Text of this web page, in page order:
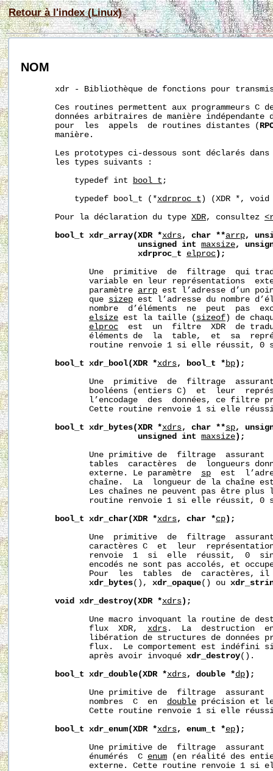
Retour à l'index (Linux)
NOM
xdr - Bibliothèque de fonctions pour
Ces routines permettent aux programmeurs C
données arbitraires de manière indépendante
       pour  les  appels  de routines distantes (
       manière.
Les prototypes ci-dessous sont déclarés
       les types suivants :
           typedef int
bool_t ;
           typedef bool_t (*
xdrproc_t ) (XDR *,
       Pour la déclaration du type
XDR, consultez
bool_t xdr_array(XDR *xdrs, char **arrp,
unsigned
int maxsize,
xdrproc_t
elproc );
Une  primitive  de  filtrage  qui
variable en leur représentations
              paramètre
arrp est l’adresse d’un
              que
sizep est l’adresse du nombre
nombre  d’éléments  ne  peut  pas
elsize est la taille ( sizeof ) de
elproc
est  un  filtre  XDR  de
éléments de  la  table,  et  sa
routine renvoie 1 si elle réussit, 0
bool_t xdr_bool(XDR *xdrs, bool_t * bp );
Une  primitive  de  filtrage
booléens (entiers C)  et  leur
l’encodage  des  données, ce filtre
Cette routine renvoie 1 si elle
bool_t xdr_bytes(XDR *xdrs, char **sp,
unsigned
int maxsize );
Une primitive de  filtrage  assurant
tables  caractères  de  longueurs
              externe. Le paramètre
sp
est
chaîne.  La  longueur de la chaîne
Les chaînes ne peuvent pas être plus
routine renvoie 1 si elle réussit, 0
bool_t xdr_char(XDR *xdrs, char *cp );
Une  primitive  de  filtrage
caractères C  et  leur
renvoie  1  si  elle  réussit,  0
encodés ne sont pas accolés, et
Pour  les  tables  de  caractères,
xdr_bytes(), xdr_opaque() ou
void
xdr_destroy(XDR *xdrs );
Une macro invoquant la routine de
              flux  XDR,
xdrs .  La  destruction
libération de structures de données
flux.  Le comportement est indéfini
              après avoir invoqué
xdr_destroy().
bool_t xdr_double(XDR *xdrs, double *dp );
Une primitive de  filtrage  assurant
              nombres  C  en
double précision et
Cette routine renvoie 1 si elle
bool_t xdr_enum(XDR *xdrs, enum_t *ep );
Une primitive de  filtrage  assurant
              énumérés  C
enum (en réalité des
externe. Cette routine renvoie 1 si